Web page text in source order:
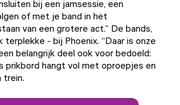
bij een jamsessie, een
of met je band in het
van een grotere act.” De bands,
terplekke - bij Phoenix. “Daar is onze
belangrijk deel ook voor bedoeld:
prikbord hangt vol met oproepjes en
trein.